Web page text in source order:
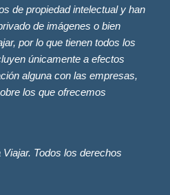
de propiedad intelectual y han
de imágenes o bien
por lo que tienen todos los
únicamente a efectos
alguna con las empresas,
los que ofrecemos
Todos los derechos